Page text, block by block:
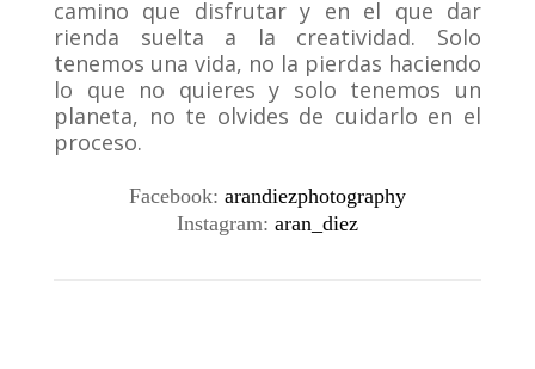
camino que disfrutar y en el que dar
rienda suelta a la creatividad. Solo
tenemos una vida, no la pierdas haciendo
lo que no quieres y solo tenemos un
planeta, no te olvides de cuidarlo en el
proceso.
Facebook: arandiezphotography
Instagram: aran_diez